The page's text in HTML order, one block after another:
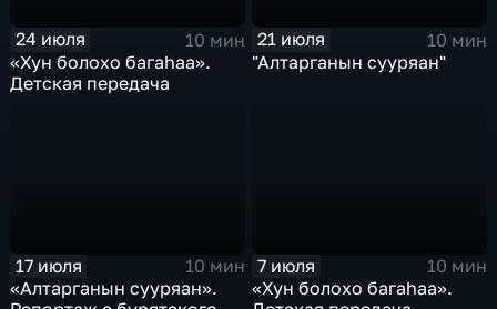
24 июля
10 мин
«Хун болохо багаhаа».
Детская передача
21 июля
10 мин
"Алтарганын сууряан"
17 июля
10 мин
«Алтарганын сууряан».
7 июля
10 мин
«Хун болохо багаhаа».